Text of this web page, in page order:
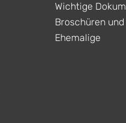
Wichtige
Broschüren
Ehemalige